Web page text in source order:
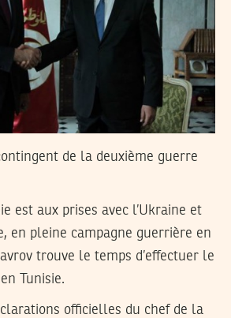
de la deuxième guerre
est aux prises avec l’Ukraine et
en pleine campagne guerrière en
trouve le temps d’effectuer le
Tunisie.
officielles du chef de la